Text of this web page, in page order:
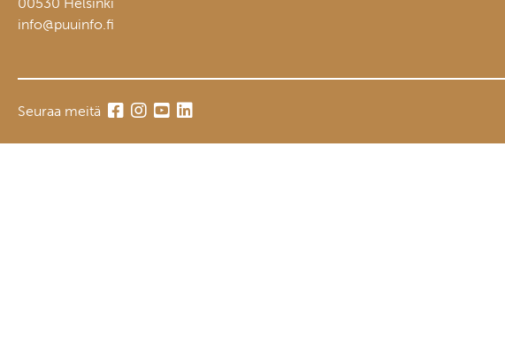
info@puuinfo.fi
Seuraa meitä